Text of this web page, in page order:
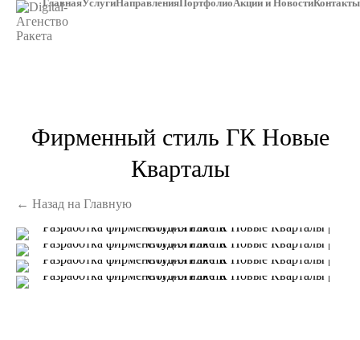
ГлавнаяУслугиНаправленияПортфолиоАкции и НовостиКонтакты
Фирменный стиль ГК Новые
Кварталы
← Назад на Главную